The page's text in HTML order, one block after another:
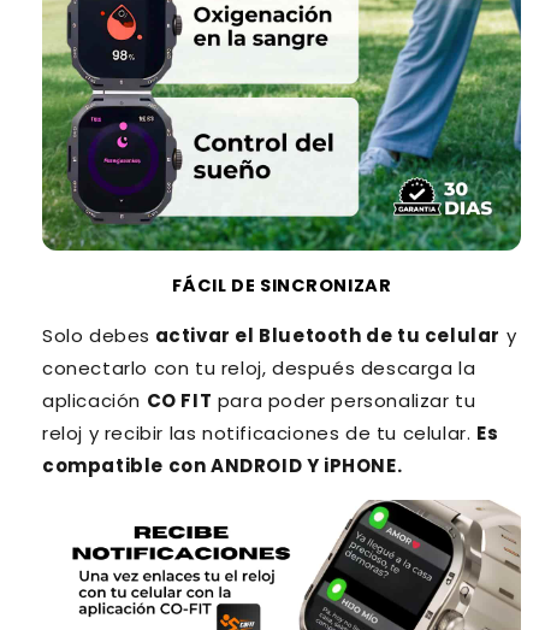
FÁCIL DE SINCRONIZAR
Solo debes activar el Bluetooth de tu celular y
conectarlo con tu reloj, después descarga la
aplicación CO FIT para poder personalizar tu
reloj y recibir las notificaciones de tu celular. Es
compatible con ANDROID Y iPHONE.